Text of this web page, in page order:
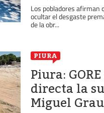
Los pobladores afirman
ocultar el desgaste
de la obr...
PIURA
Piura:
directa la
Miguel